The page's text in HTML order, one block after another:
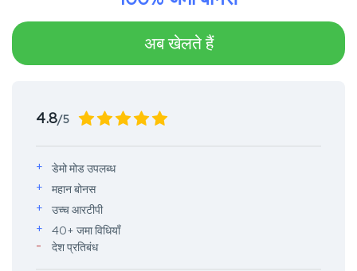
अब खेलते हैं
4.8/5
डेमो मोड उपलब्ध
महान बोनस
उच्च आरटीपी
40+ जमा विधियाँ
देश प्रतिबंध